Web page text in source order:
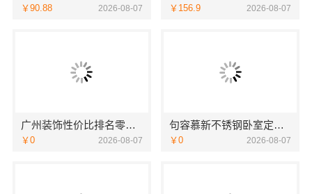
￥90.88 2026-08-07 ￥156.9 2026-08-07
广州装饰性价比排名零增项承诺，广东鼎饰空间装饰
￥0 2026-08-07
句容慕新不锈钢卧室定制施工流程详解
￥0 2026-08-07